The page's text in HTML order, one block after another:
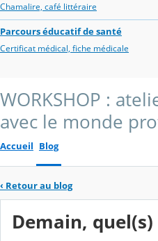
Chamalire, café littéraire
Parcours éducatif de santé
Certificat médical, fiche médicale
WORKSHOP :
avec le monde
Accueil Blog
‹ Retour au blog
Demain,